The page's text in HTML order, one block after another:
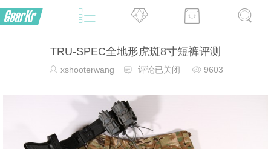
TRU-SPEC全地形虎斑8寸短裤评测
xshooterwang 评论已关闭 9603